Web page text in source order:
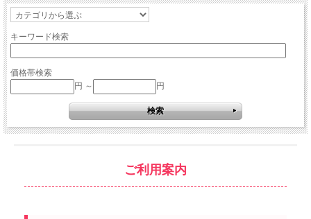
キーワード検索
価格帯検索
円 ～
円
ご利用案内